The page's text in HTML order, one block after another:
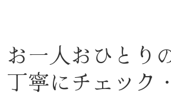
お一人おひとり
丁寧にチェック